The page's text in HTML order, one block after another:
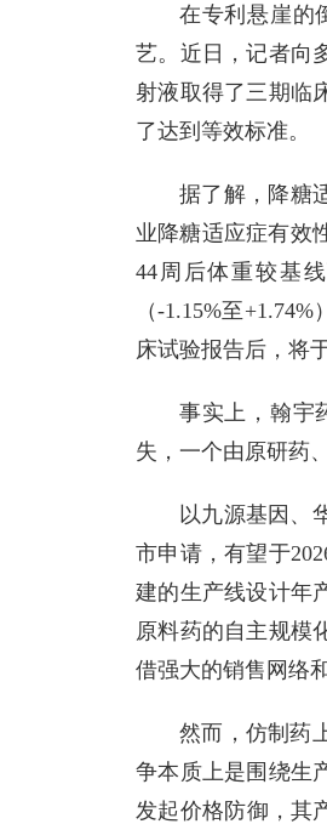
在专利悬崖的
艺。近日，记者向
射液取得了三期临
了达到等效标准。
据了解，降糖
业降糖适应症有效
44周后体重较基
（-1.15%至
床试验报告后，将
事实上，翰宇
失，一个由原研药
以九源基因、
市申请，有望于
建的生产线设计年
原料药的自主规模
借强大的销售网络
然而，仿制药
争本质上是围绕生
发起价格防御，其